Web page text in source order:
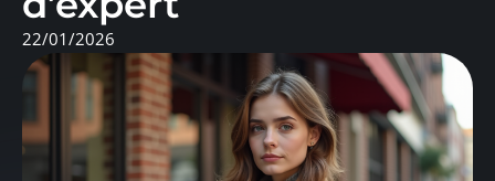
22/01/2026